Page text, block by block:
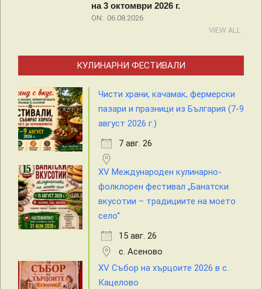
на 3 октомври 2026 г.
ON: 06.08.2026
VIEW ALL
КУЛИНАРНИ ФЕСТИВАЛИ
Чисти храни, качамак, фермерски
пазари и празници из България (7-9
август 2026 г.)
7 авг. 26
XV Международен кулинарно-
фолклорен фестивал „Банатски
вкусотии – традициите на моето
село“
15 авг. 26
с. Асеново
XV Събор на хърцоите 2026 в с.
Кацелово